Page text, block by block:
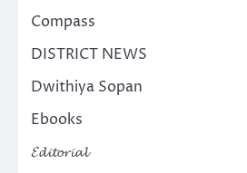
Compass
DISTRICT NEWS
Dwithiya Sopan
Ebooks
𝓔𝓭𝓲𝓽𝓸𝓻𝓲𝓪𝓵